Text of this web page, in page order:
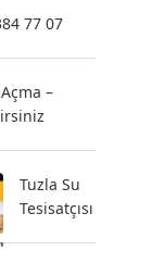
77 07
–
Tuzla Su
Tesisatçısı